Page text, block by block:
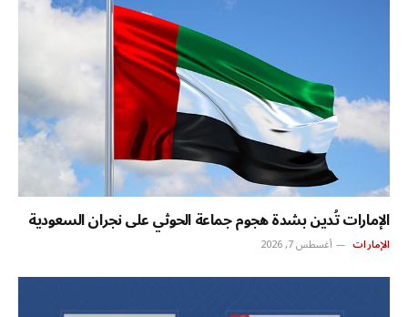
الإمارات تُدين بشدة هجوم جماعة الحوثي على نجران السعودية
الإمارات أغسطس 7, 2026